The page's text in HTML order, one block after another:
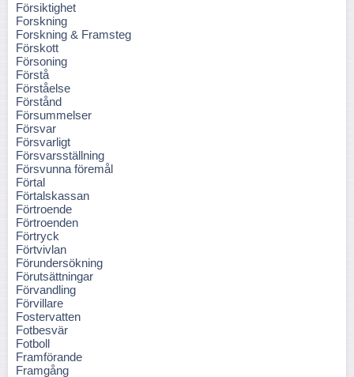
Försiktighet
Forskning
Forskning & Framsteg
Förskott
Försoning
Förstå
Förståelse
Förstånd
Försummelser
Försvar
Försvarligt
Försvarsställning
Försvunna föremål
Förtal
Förtalskassan
Förtroende
Förtroenden
Förtryck
Förtvivlan
Förundersökning
Förutsättningar
Förvandling
Förvillare
Fostervatten
Fotbesvär
Fotboll
Framförande
Framgång